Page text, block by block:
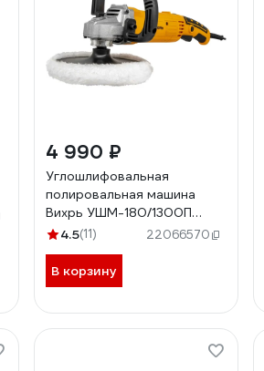
4 990 ₽
Углошлифовальная
полировальная машина
Вихрь УШМ-180/1300П
72/12/13
4.5(11) 22066570
В корзину